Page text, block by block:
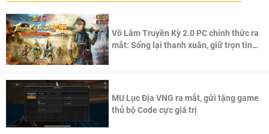
Võ Lâm Truyền Kỳ 2.0 PC chính thức ra
mắt: Sống lại thanh xuân, giữ trọn tinh
MU Lục Địa VNG ra mắt, gửi tặng game
thủ bộ Code cực giá trị